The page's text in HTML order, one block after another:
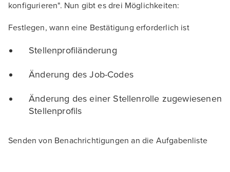
konfigurieren". Nun gibt es drei Möglichkeiten:
Festlegen, wann eine Bestätigung erforderlich ist
Stellenprofiländerung
Änderung des Job-Codes
Änderung des einer Stellenrolle zugewiesenen
Stellenprofils
Senden von Benachrichtigungen an die Aufgabenliste